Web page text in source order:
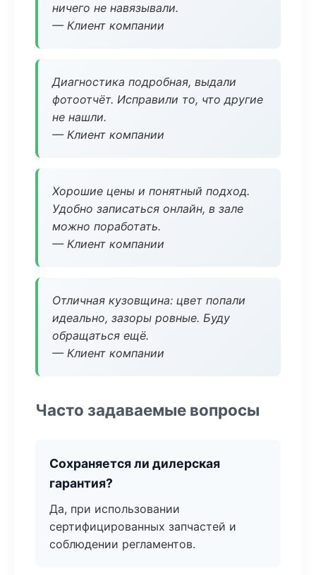
ничего не навязывали.
— Клиент компании
Диагностика подробная, выдали
фотоотчёт. Исправили то, что другие
не нашли.
— Клиент компании
Хорошие цены и понятный подход.
Удобно записаться онлайн, в зале
можно поработать.
— Клиент компании
Отличная кузовщина: цвет попали
идеально, зазоры ровные. Буду
обращаться ещё.
— Клиент компании
Часто задаваемые вопросы
Сохраняется ли дилерская
гарантия?
Да, при использовании
сертифицированных запчастей и
соблюдении регламентов.